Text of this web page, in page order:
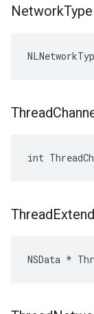
NetworkType
Thread
int
Thread
NSData *